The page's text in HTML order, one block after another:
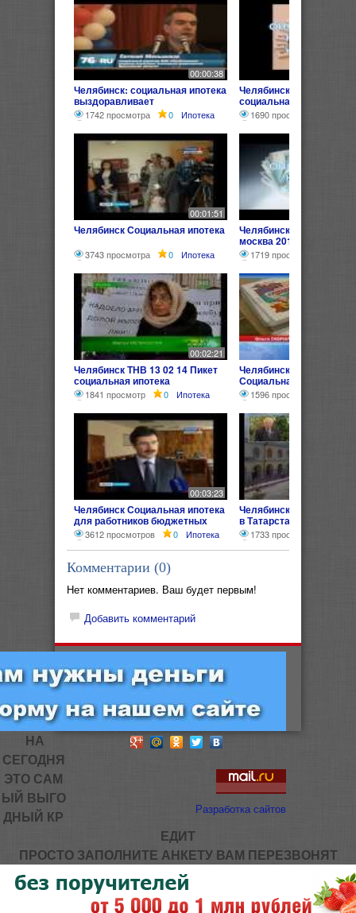
00:00:38
Челябинск: социальная ипотека
выздоравливает
1742 просмотра 0 Ипотека
Челябинск программа
социальная ипотека
1690 просмотров
00:01:51
Челябинск Социальная ипотека
3743 просмотра 0 Ипотека
Челябинск социальная
москва 2013
1719 просмотров
00:02:21
Челябинск ТНВ 13 02 14 Пикет
социальная ипотека
1841 просмотр 0 Ипотека
Челябинск ТБН - Россия
Социальная ипотека
1596 просмотров
00:03:23
Челябинск Социальная ипотека
для работников бюджетных
сфер3612 просмотров 0 Ипотека
Челябинск Социальная
в Татарстане. Мафия у
Башкирии.
1733 просмотра
Комментарии (0)
Нет комментариев. Ваш будет первым!
Добавить комментарий
Разработка сайтов
НА
СЕГОДНЯ
ЭТО САМ
ЫЙ ВЫГО
ДНЫЙ КР
ЕДИТ
ПРОСТО ЗАПОЛНИТЕ АНКЕТУ ВАМ ПЕРЕЗВОНЯТ